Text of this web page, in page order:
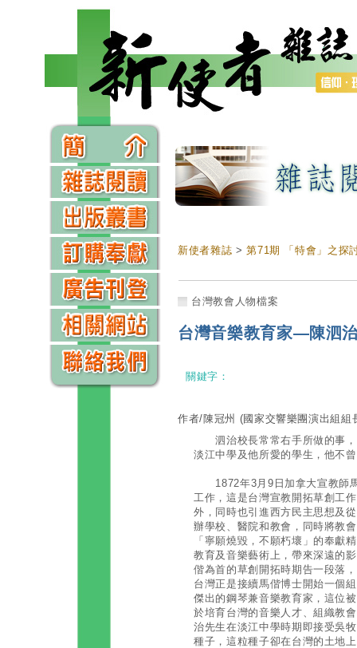
新使者雜誌 >第71期 「特會」之探
台灣教會人物檔案
台灣音樂教育家—陳泗
關鍵字：
作者/陳冠州 (國家交響樂團演出組組
泗治校長常常右手所做的事，
淡江中學及他所愛的學生，他不
1872年3月9日加拿大宣教師
工作，這是台灣宣教開拓草創工
外，同時也引進西方民主思想及
辦學校、醫院和教會，同時將教
「寧願燒毀，不願朽壞」的奉獻
教育及音樂藝術上，帶來深遠的
偕為首的草創開拓時期告一段落
台灣正是接續馬偕博士開始一個
傑出的鋼琴兼音樂教育家，這位
於培育台灣的音樂人才、組織教
治先生在淡江中學時期即接受吳
種子，這粒種子卻在台灣的土地